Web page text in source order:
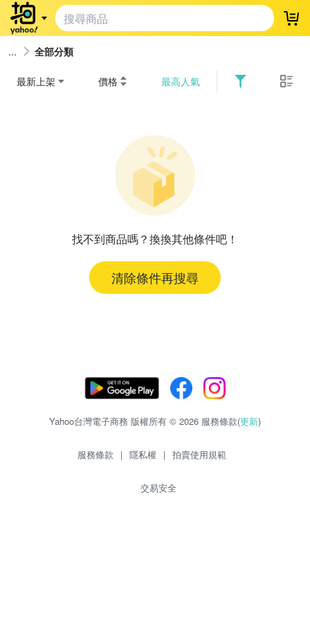
登
全部分類
最新上架 價格 最高人氣
找不到商品嗎？換換其他條件吧！
清除條件再搜尋
Yahoo台灣電子商務 版權所有 © 2026 服務條款(更新)
服務條款 | 隱私權 | 拍賣使用規範
交易安全